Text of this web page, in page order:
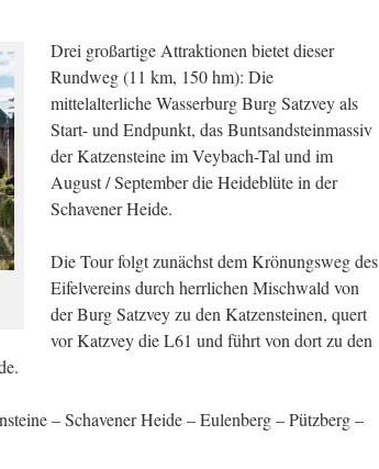
Drei großartige Attraktionen bietet dieser
Rundweg (11 km, 150 hm): Die
mittelalterliche Wasserburg Burg Satzvey als
Start- und Endpunkt, das Buntsandsteinmassiv
der Katzensteine im Veybach-Tal und im
August / September die Heideblüte in der
Schavener Heide.
Die Tour folgt zunächst dem Krönungsweg des
Eifelvereins durch herrlichen Mischwald von
der Burg Satzvey zu den Katzensteinen, quert
vor Katzvey die L61 und führt von dort zu den
– Schavener Heide – Eulenberg – Pützberg –